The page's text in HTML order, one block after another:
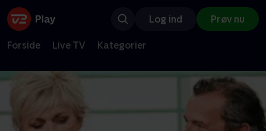
Log ind Prøv nu
Forside Live TV Kategorier